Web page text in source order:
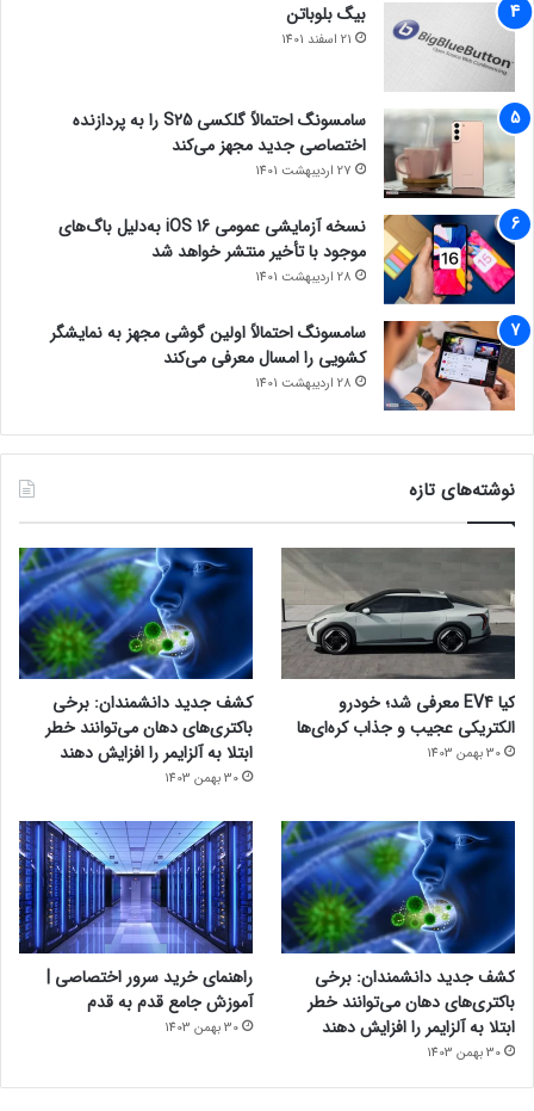
بیگ بلوباتن
21 اسفند 1401
سامسونگ احتمالاً گلکسی S25 را به پردازنده
اختصاصی جدید مجهز می‌کند
27 اردیبهشت 1401
نسخه آزمایشی عمومی iOS 16 به‌دلیل باگ‌های
موجود با تأخیر منتشر خواهد شد
28 اردیبهشت 1401
سامسونگ احتمالاً اولین گوشی مجهز به نمایشگر
کشویی را امسال معرفی می‌کند
28 اردیبهشت 1401
نوشته‌های تازه
کیا EV4 معرفی شد؛ خودرو
الکتریکی عجیب و جذاب کره‌ای‌ها
30 بهمن 1403
کشف جدید دانشمندان: برخی
باکتری‌های دهان می‌توانند خطر
ابتلا به آلزایمر را افزایش دهند
30 بهمن 1403
کشف جدید دانشمندان: برخی
باکتری‌های دهان می‌توانند خطر
ابتلا به آلزایمر را افزایش دهند
30 بهمن 1403
راهنمای خرید سرور اختصاصی |
آموزش جامع قدم به قدم
30 بهمن 1403